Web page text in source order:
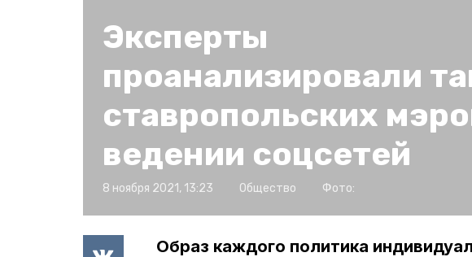
Эксперты
проанализировали
ставропольских
ведении соцсетей
8 ноября 2021, 13:23 Общество Фото:
Образ каждого политика